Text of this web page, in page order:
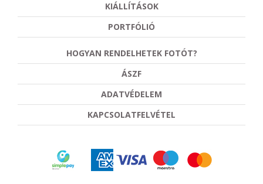
KIÁLLÍTÁSOK
PORTFÓLIÓ
HOGYAN RENDELHETEK FOTÓT?
ÁSZF
ADATVÉDELEM
KAPCSOLATFELVÉTEL